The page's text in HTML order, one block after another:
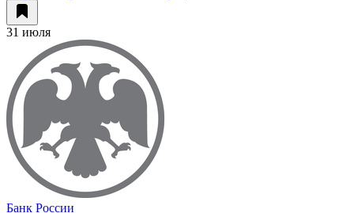
31 июля
Банк России